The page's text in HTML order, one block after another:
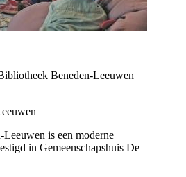
Beneden-Leeuwen
is een moderne
in Gemeenschapshuis De